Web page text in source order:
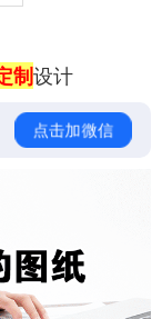
制设计
点击加微信